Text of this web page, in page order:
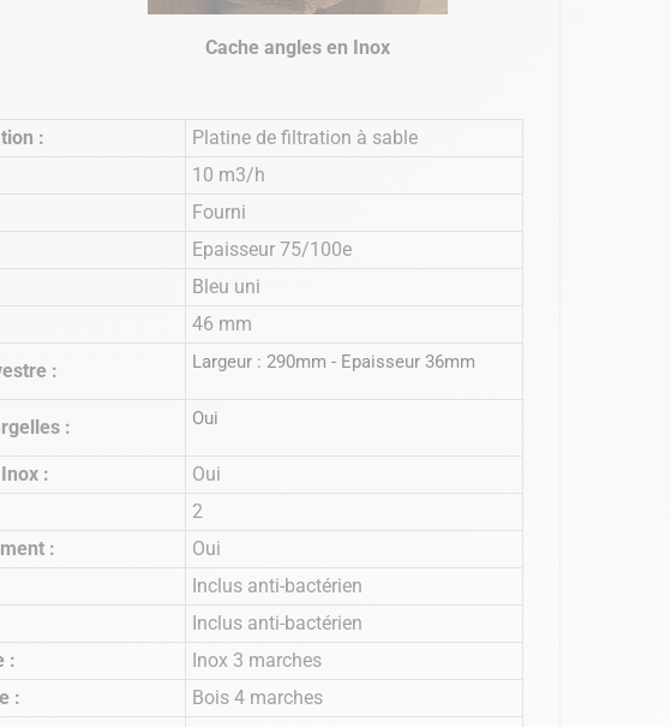
Cache angles en Inox
:
Platine de filtration à sable
10 m3/h
Fourni
Epaisseur 75/100e
Bleu uni
46 mm
: Largeur : 290mm - Epaisseur 36mm
: Oui
:
Oui
2
:
Oui
Inclus anti-bactérien
Inclus anti-bactérien
:
Inox 3 marches
:
Bois 4 marches